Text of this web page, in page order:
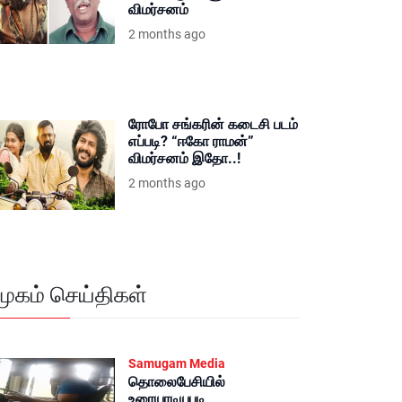
விமர்சனம்
2 months ago
ரோபோ சங்கரின் கடைசி படம்
எப்படி? “ஈகோ ராமன்”
விமர்சனம் இதோ..!
2 months ago
செய்திகள்
Samugam Media
தொலைபேசியில்